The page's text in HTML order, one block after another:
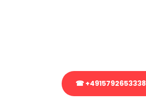
☎ +4915792653338